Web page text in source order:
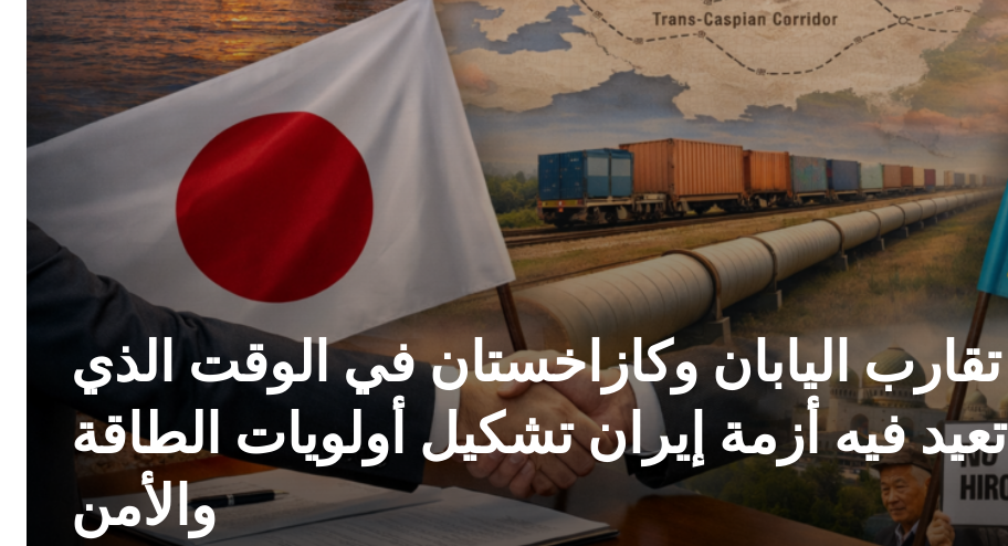
تقارب اليابان وكازاخستان في الوقت الذي
تعيد فيه أزمة إيران تشكيل أولويات الطاقة
والأمن